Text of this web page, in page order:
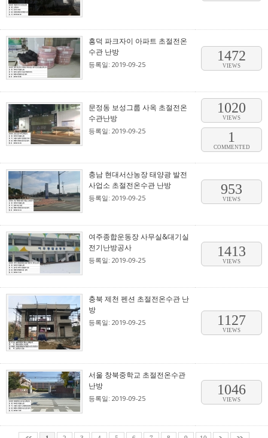
흥덕 파크자이 아파트 초절전온
수관 난방
등록일: 2019-09-25
1472
VIEWS
문정동 보성그룹 사옥 초절전온
수관난방
등록일: 2019-09-25
1020
VIEWS
1
COMMENTED
충남 현대서산농장 태양광 발전
사업소 초절전온수관 난방
등록일: 2019-09-25
953
VIEWS
여주종합운동장 사무실&대기실
전기난방공사
등록일: 2019-09-25
1413
VIEWS
충북 제천 펜션 초절전온수관 난
방
등록일: 2019-09-25 1127
VIEWS
서울 창북중학교 초절전온수관
난방
등록일: 2019-09-25
1046
VIEWS